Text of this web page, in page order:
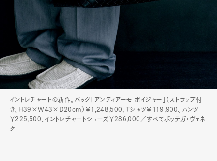
イントレチャートの新作。バッグ「アンディアーモ ボイジャー」（ストラップ付
き、H39×W43×D20cm）￥1,248,500、Tシャツ￥119,900、パンツ
￥225,500、イントレチャートシューズ￥286,000／すべてボッテガ・ヴェネ
タ